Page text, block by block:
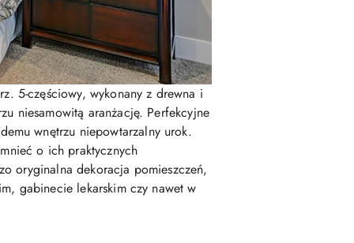
5-częściowy, wykonany z drewna i
niesamowitą aranżację. Perfekcyjne
wnętrzu niepowtarzalny urok.
o ich praktycznych
oryginalna dekoracja pomieszczeń,
gabinecie lekarskim czy nawet w